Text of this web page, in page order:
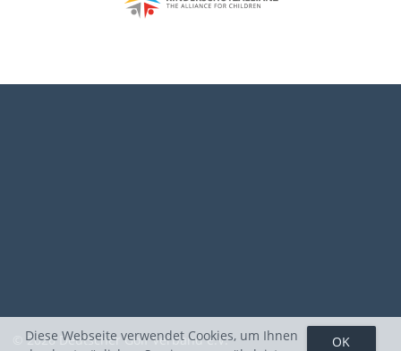
Diese Webseite verwendet Cookies, um Ihnen
© 2026 Deutscher Golf Verband e.V.